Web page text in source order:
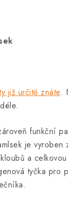
již určitě znáte.
funkční
je
a
tyčka pro